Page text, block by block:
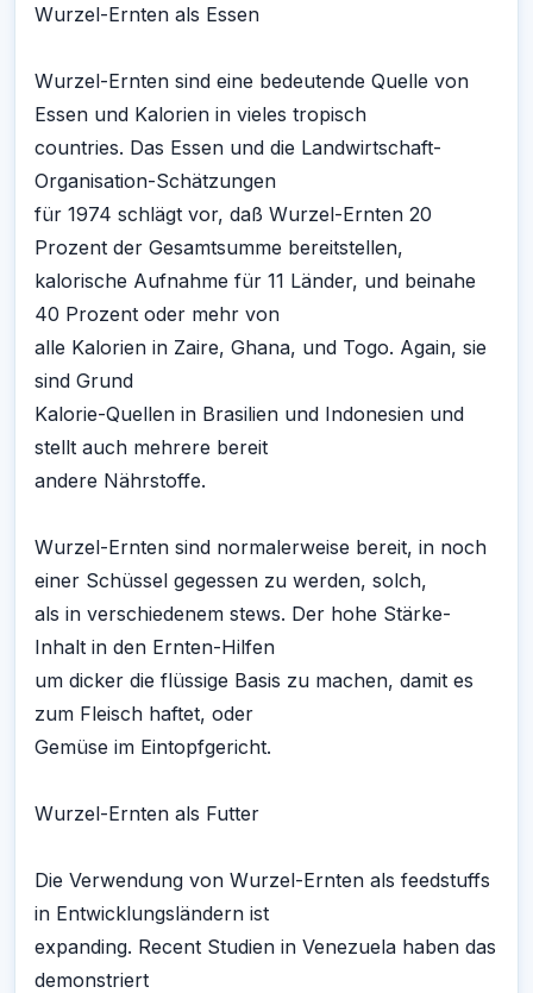
Wurzel-Ernten als Essen
Wurzel-Ernten sind eine bedeutende Quelle von
Essen und Kalorien in vieles tropisch
countries. Das Essen und die Landwirtschaft-
Organisation-Schätzungen
für 1974 schlägt vor, daß Wurzel-Ernten 20
Prozent der Gesamtsumme bereitstellen,
kalorische Aufnahme für 11 Länder, und beinahe
40 Prozent oder mehr von
alle Kalorien in Zaire, Ghana, und Togo. Again, sie
sind Grund
Kalorie-Quellen in Brasilien und Indonesien und
stellt auch mehrere bereit
andere Nährstoffe.
Wurzel-Ernten sind normalerweise bereit, in noch
einer Schüssel gegessen zu werden, solch,
als in verschiedenem stews. Der hohe Stärke-
Inhalt in den Ernten-Hilfen
um dicker die flüssige Basis zu machen, damit es
zum Fleisch haftet, oder
Gemüse im Eintopfgericht.
Wurzel-Ernten als Futter
Die Verwendung von Wurzel-Ernten als feedstuffs
in Entwicklungsländern ist
expanding. Recent Studien in Venezuela haben das
demonstriert